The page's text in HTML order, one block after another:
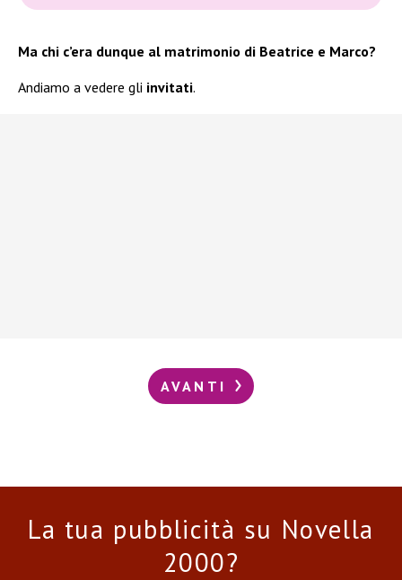
Ma chi c’era dunque al matrimonio di Beatrice e Marco?
Andiamo a vedere gli invitati.
AVANTI
La tua pubblicità su Novella
2000?